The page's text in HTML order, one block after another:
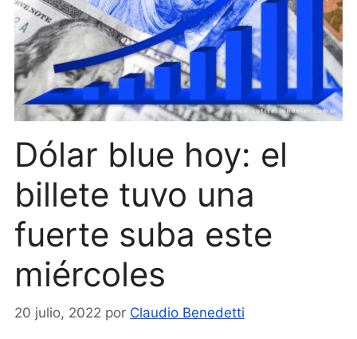
Dólar blue hoy: el
billete tuvo una
fuerte suba este
miércoles
20 julio, 2022 por Claudio Benedetti